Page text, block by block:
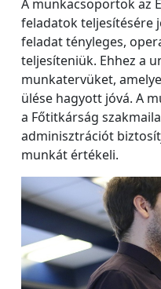
A munkacsoportok az
feladatok teljesítésére
feladat tényleges,
teljesíteniük. Ehhez a
munkatervüket,
ülése hagyott jóvá. A
a Főtitkárság
adminisztrációt
munkát értékeli.